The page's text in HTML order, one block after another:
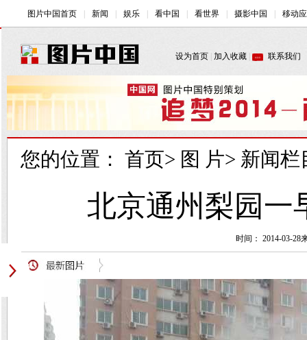
您的位置： 首页> 图 片> 新闻栏
北京通州梨园一
时间： 2014-03-28